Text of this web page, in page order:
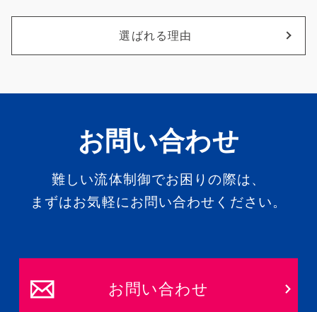
選ばれる理由
お問い合わせ
難しい流体制御でお困りの際は、
まずはお気軽にお問い合わせください。
お問い合わせ